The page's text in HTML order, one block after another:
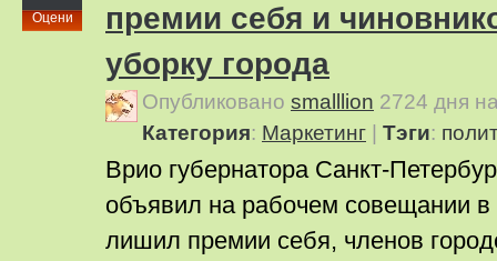
Оцени
премии себя и
уборку города
Опубликовано smalllion 2724 дня
Категория: Маркетинг Тэги:
Врио губернатора Санкт-
объявил на рабочем совещании
лишил премии себя, членов